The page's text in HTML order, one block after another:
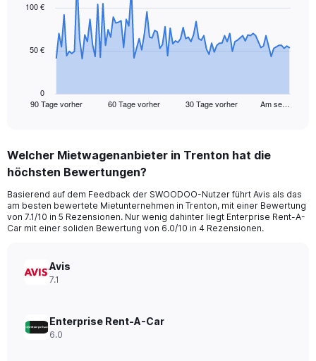
data
The
Range:
91
The
chart
has
axis
displaying
to
90 Tage vorher 60 Tage vorher 30 Tage vorher Am se…
0
50 €
100 €
End
Welcher Mietwagenanbieter in Trenton hat die
höchsten Bewertungen?
Basierend auf dem Feedback der SWOODOO-Nutzer führt Avis als das
am besten bewertete Mietunternehmen in Trenton, mit einer Bewertung
von 7.1/10 in 5 Rezensionen. Nur wenig dahinter liegt Enterprise Rent-A-
Car mit einer soliden Bewertung von 6.0/10 in 4 Rezensionen.
Avis
7.1
Enterprise Rent-A-Car
6.0